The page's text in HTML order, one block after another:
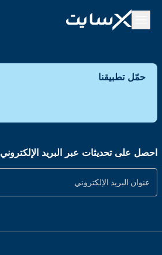
حمّل تطبيقنا
احصل على تحديثات عبر البريد الإلكتروني